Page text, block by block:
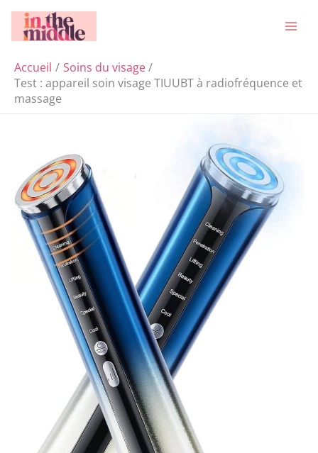
Aller
Accueil
Soins du visage
Test : appareil soin visage TIUUBT à radiofréquence et
massage
Rechercher